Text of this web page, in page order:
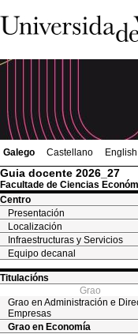
Galego Castellano English
Guia docente 2026_27
Facultade de Ciencias
Centro
Presentación
Localización
Infraestructuras y Servicios
Equipo decanal
Titulacións
Grao
Grao en Administración e
Empresas
Grao en Economía